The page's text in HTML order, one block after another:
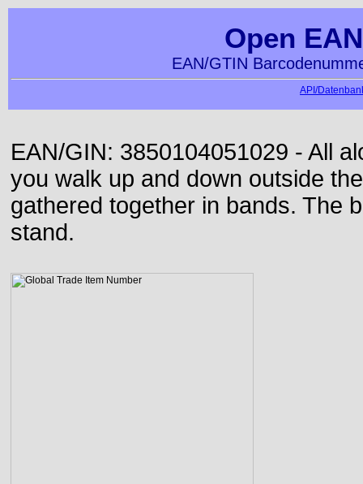
Open
EAN/GTIN
API/
EAN/GIN: 3850104051029 - All
you walk up and down outside
gathered together in bands. The
stand.